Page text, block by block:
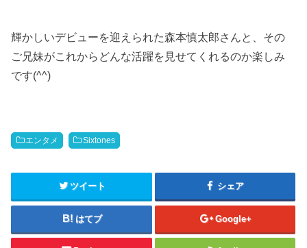
輝かしいデビューを迎えられた森本慎太郎さんと、その
ご兄妹がこれからどんな活躍を見せてくれるのか楽しみ
です(^^)
エンタメ Sixtones
ツイート シェア
はてブ Google+